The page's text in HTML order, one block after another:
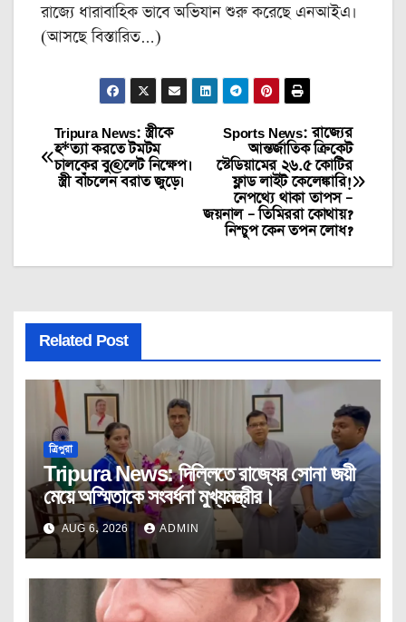
রাজ্যে ধারাবাহিক ভাবে অভিযান শুরু করেছে এনআইএ।
(আসছে বিস্তারিত…)
Post
navigation
Sports News: রাজ্যের
আন্তর্জাতিক ক্রিকেট
স্টেডিয়ামের ২৬.৫ কোটির
ফ্লাড লাইট কেলেঙ্কারি!
নেপথ্যে থাকা তাপস –
জয়নাল – তিমিররা কোথায়?
নিশ্চুপ কেন তপন লোধ?
Tripura News: স্ত্রীকে
হ*ত্যা করতে টমটম
চালকের বু@লেট নিক্ষেপ।
স্ত্রী বাঁচলেন বরাত জুড়ে।
Related Post
ত্রিপুরা
Tripura News: দিল্লিতে রাজ্যের সোনা জয়ী
মেয়ে অস্মিতাকে সংবর্ধনা মুখ্যমন্ত্রীর।
AUG 6, 2026 ADMIN